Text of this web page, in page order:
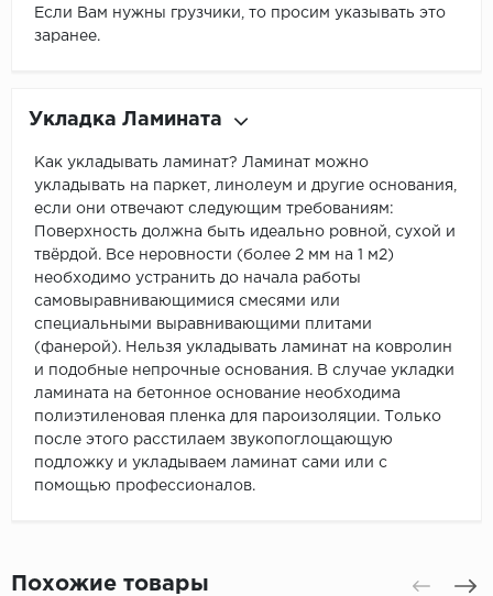
Если Вам нужны грузчики, то просим указывать это
заранее.
Укладка Ламината
Как укладывать ламинат? Ламинат можно
укладывать на паркет, линолеум и другие основания,
если они отвечают следующим требованиям:
Поверхность должна быть идеально ровной, сухой и
твёрдой. Все неровности (более 2 мм на 1 м2)
необходимо устранить до начала работы
самовыравнивающимися смесями или
специальными выравнивающими плитами
(фанерой). Нельзя укладывать ламинат на ковролин
и подобные непрочные основания. В случае укладки
ламината на бетонное основание необходима
полиэтиленовая пленка для пароизоляции. Только
после этого расстилаем звукопоглощающую
подложку и укладываем ламинат сами или с
помощью профессионалов.
Похожие товары